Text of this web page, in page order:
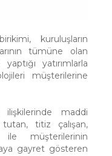
kuruluşların
tümüne olan
yatırımlarla
müşterilerine
maddi
titiz çalışan,
ile müşterilerinin
gayret gösteren